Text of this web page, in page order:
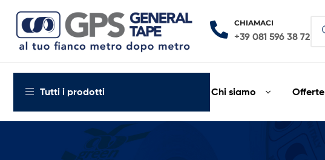
Tape
al
tuo
CHIAMACI
+39 081 596 38 72
Tutti i prodotti Chi siamo Offerte